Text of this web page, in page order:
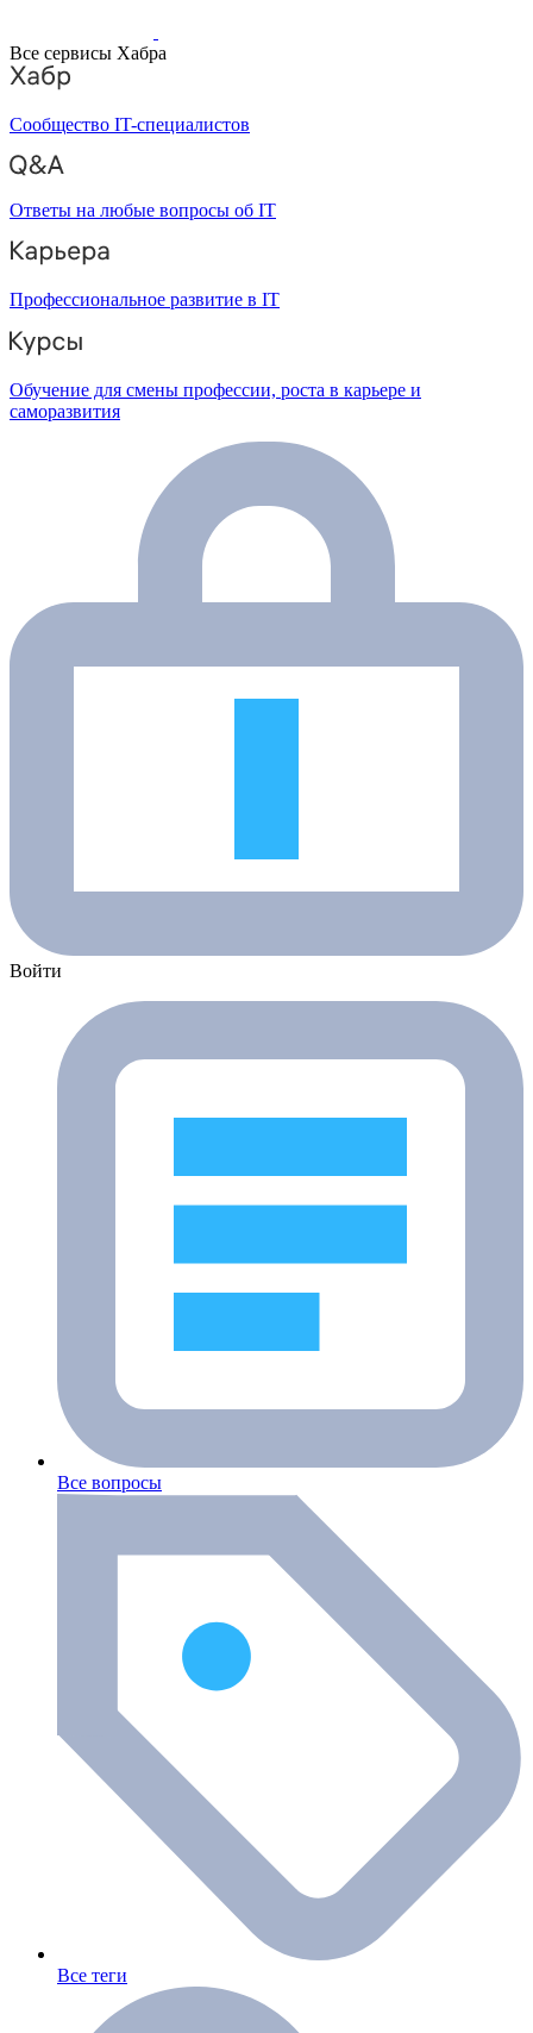
Все сервисы Хабра
Сообщество IT-специалистов
Ответы на любые вопросы об IT
Профессиональное развитие в IT
Обучение для смены профессии, роста в карьере и
саморазвития
Войти
Все вопросы
Все теги